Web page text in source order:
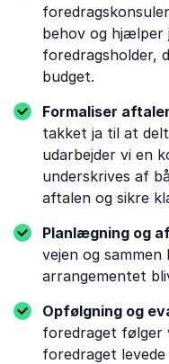
behov og hjælper
foredragsholder,
budget.
Formaliser
takket ja til at
udarbejder vi en
underskrives af
aftalen og sikre
Planlægning og
vejen og
arrangementet
Opfølgning og
foredraget følger
foredraget